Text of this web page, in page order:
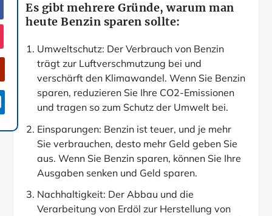
Es gibt mehrere Gründe, warum man
heute Benzin sparen sollte:
Umweltschutz: Der Verbrauch von Benzin
trägt zur Luftverschmutzung bei und
verschärft den Klimawandel. Wenn Sie Benzin
sparen, reduzieren Sie Ihre CO2-Emissionen
und tragen so zum Schutz der Umwelt bei.
Einsparungen: Benzin ist teuer, und je mehr
Sie verbrauchen, desto mehr Geld geben Sie
aus. Wenn Sie Benzin sparen, können Sie Ihre
Ausgaben senken und Geld sparen.
Nachhaltigkeit: Der Abbau und die
Verarbeitung von Erdöl zur Herstellung von